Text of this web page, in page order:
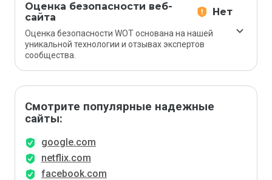
Оценка безопасности веб-
сайта
Нет
Оценка безопасности WOT основана на нашей
уникальной технологии и отзывах экспертов
сообщества.
Смотрите популярные надежные
сайты:
google.com
netflix.com
facebook.com